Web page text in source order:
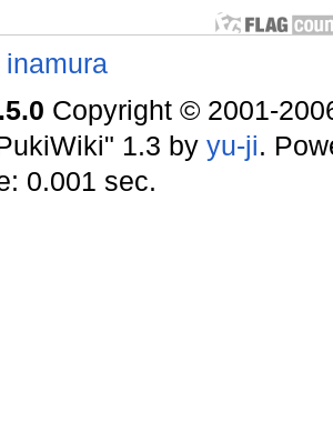
inamura
Copyright © 2001-
1.3 by yu-ji.
0.001 sec.